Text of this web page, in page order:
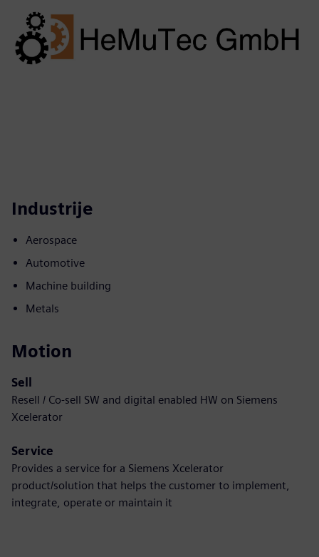
Industrije
Aerospace
Automotive
Machine building
Metals
Motion
Sell
Resell / Co-sell SW and digital enabled HW on Siemens
Xcelerator
Service
Provides a service for a Siemens Xcelerator
product/solution that helps the customer to implement,
integrate, operate or maintain it